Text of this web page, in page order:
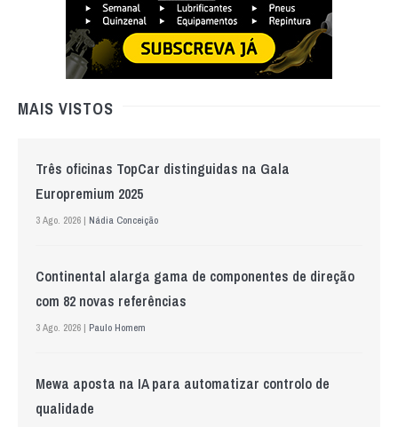
MAIS VISTOS
Três oficinas TopCar distinguidas na Gala
Europremium 2025
3 Ago. 2026 | Nádia Conceição
Continental alarga gama de componentes de direção
com 82 novas referências
3 Ago. 2026 | Paulo Homem
Mewa aposta na IA para automatizar controlo de
qualidade